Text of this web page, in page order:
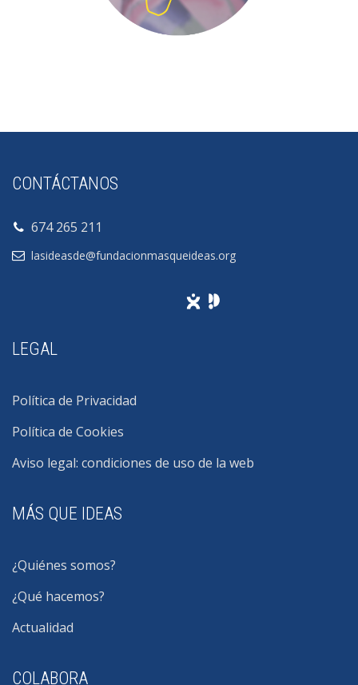
CONTÁCTANOS
674 265 211
lasideasde@fundacionmasqueideas.org
LEGAL
Política de Privacidad
Política de Cookies
Aviso legal: condiciones de uso de la web
MÁS QUE IDEAS
¿Quiénes somos?
¿Qué hacemos?
Actualidad
COLABORA